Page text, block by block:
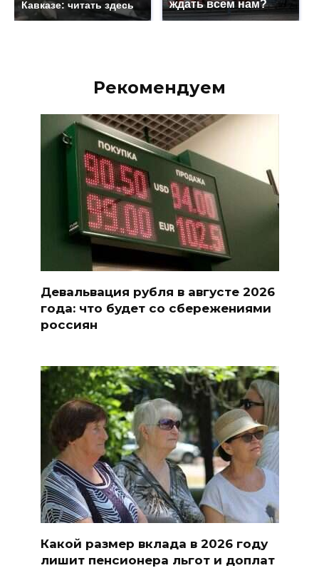
Кавказе: читать здесь ждать всем нам?
Рекомендуем
Девальвация рубля в августе 2026
года: что будет со сбережениями
россиян
Какой размер вклада в 2026 году
лишит пенсионера льгот и доплат